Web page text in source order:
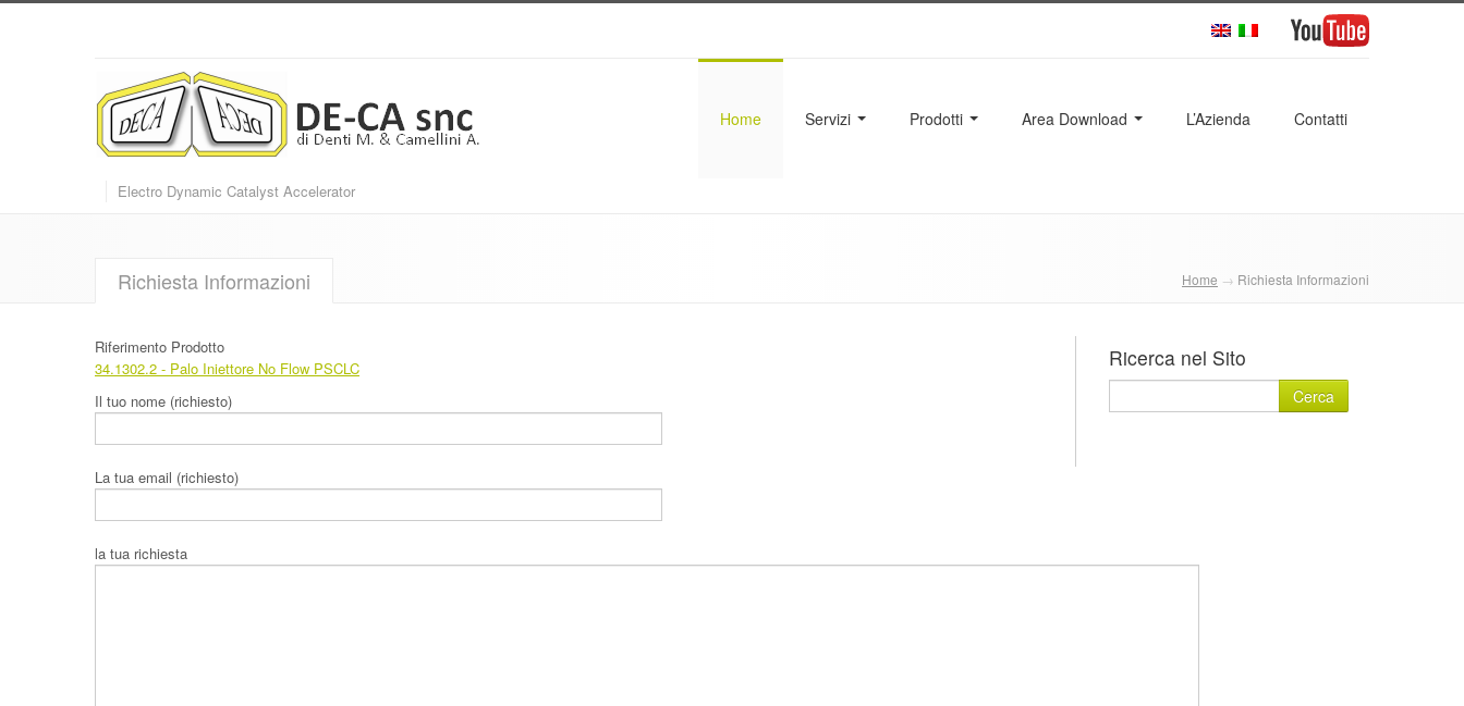
Electro Dynamic Catalyst Accelerator
Home Servizi Prodotti Area Download L’Azienda Contatti
Richiesta Informazioni Home → Richiesta Informazioni
Riferimento Prodotto
34.1302.2 - Palo Iniettore No Flow PSCLC
Il tuo nome (richiesto)
La tua email (richiesto)
la tua richiesta
Ricerca nel Sito